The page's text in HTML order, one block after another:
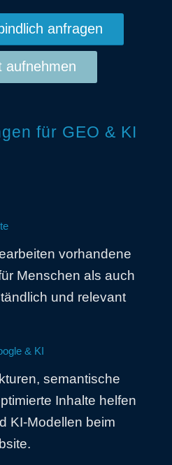
anfragen
aufnehmen
für GEO & KI
vorhandene
Menschen als auch
und relevant
& KI
semantische
Inhalte helfen
KI-Modellen beim